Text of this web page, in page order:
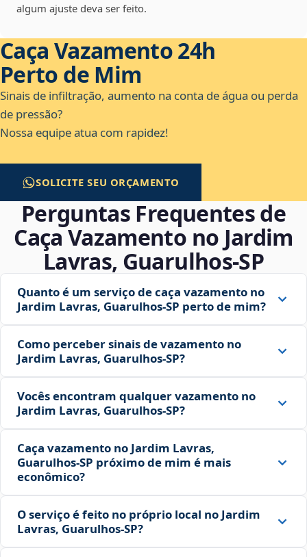
algum ajuste deva ser feito.
Caça Vazamento 24h
Perto de Mim
Sinais de infiltração, aumento na conta de água ou perda
de pressão?
Nossa equipe atua com rapidez!
SOLICITE SEU ORÇAMENTO
Perguntas Frequentes de
Caça Vazamento no Jardim
Lavras, Guarulhos‑SP
Quanto é um serviço de caça vazamento no
Jardim Lavras, Guarulhos‑SP perto de mim?
Como perceber sinais de vazamento no
Jardim Lavras, Guarulhos‑SP?
Vocês encontram qualquer vazamento no
Jardim Lavras, Guarulhos‑SP?
Caça vazamento no Jardim Lavras,
Guarulhos‑SP próximo de mim é mais
econômico?
O serviço é feito no próprio local no Jardim
Lavras, Guarulhos‑SP?